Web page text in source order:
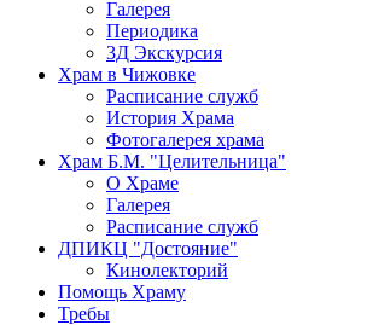
Галерея
Периодика
3Д Экскурсия
Храм в Чижовке
Расписание служб
История Храма
Фотогалерея храма
Храм Б.М. "Целительница"
О Храме
Галерея
Расписание служб
ДПИКЦ "Достояние"
Кинолекторий
Помощь Храму
Требы